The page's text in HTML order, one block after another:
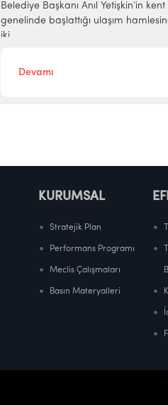
Belediye Başkanı Anıl Yetişkin’in kent
genelinde başlattığı ulaşım
iki...
Devamı
KURUMSAL
Stratejik Plan
Performans Programı
Meclis Çalışmaları
Basın Materyalleri